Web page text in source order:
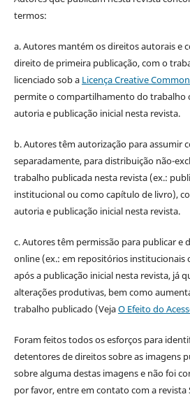
termos:
a. Autores mantém os direitos autorais e
direito de primeira publicação, com o
licenciado sob a Licença Creative
permite o compartilhamento do trabalho
autoria e publicação inicial nesta revista.
b. Autores têm autorização para assumir
separadamente, para distribuição não-
trabalho publicada nesta revista (ex.:
institucional ou como capítulo de livro),
autoria e publicação inicial nesta revista.
c. Autores têm permissão para publicar e
online (ex.: em repositórios institucionais
após a publicação inicial nesta revista, já
alterações produtivas, bem como
trabalho publicado (VejaO Efeito do
Foram feitos todos os esforços para
detentores de direitos sobre as imagens
sobre alguma destas imagens e não foi
por favor, entre em contato com a revista